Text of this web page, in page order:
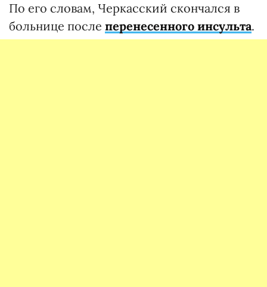
По его словам, Черкасский скончался в
больнице после перенесенного инсульта.